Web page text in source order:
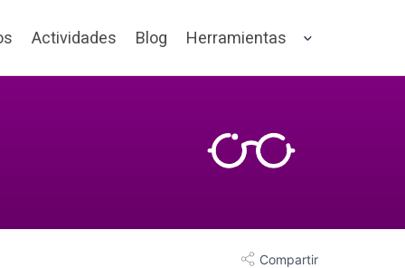
Actividades Blog Herramientas
Compartir